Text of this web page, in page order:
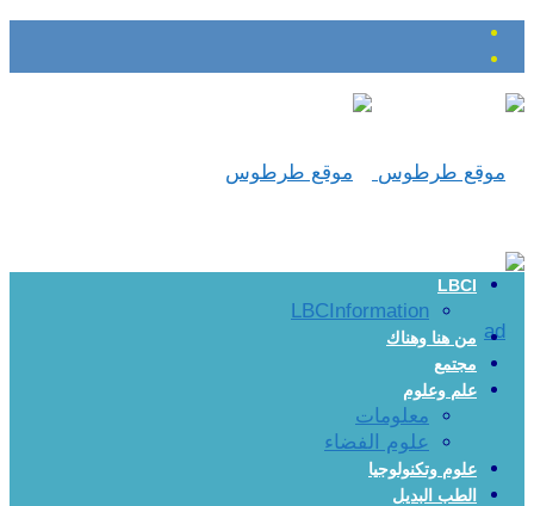
LBCI
LBCInformation
من هنا وهناك
مجتمع
علم وعلوم
معلومات
علوم الفضاء
علوم وتكنولوجيا
الطب البديل